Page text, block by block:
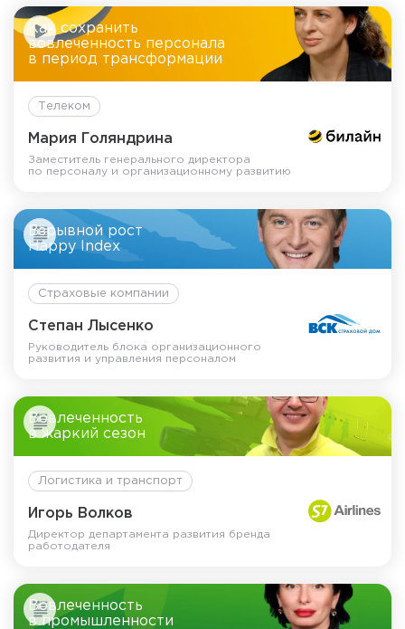
Как сохранить
вовлеченность персонала
в период трансформации
Телеком
Мария Голяндрина
Заместитель генерального директора
по персоналу и организационному развитию
Взрывной рост
Happy Index
Страховые компании
Степан Лысенко
Руководитель блока организационного
развития и управления персоналом
Вовлеченность
в жаркий сезон
Логистика и транспорт
Игорь Волков
Директор департамента развития бренда
работодателя
Вовлеченность
в промышленности